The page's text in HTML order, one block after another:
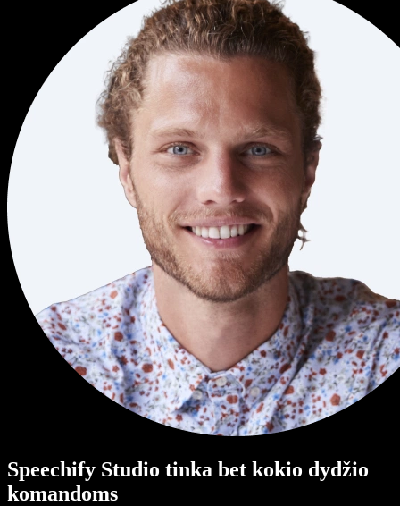
Speechify Studio tinka bet kokio dydžio
komandoms